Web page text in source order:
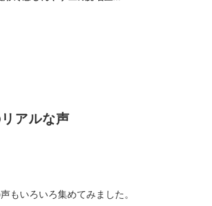
く たるみ 引き締め 巻き肩 矯
ナー 姿勢矯正 矯正 猫背矯正
アルな声
もいろいろ集めてみました。